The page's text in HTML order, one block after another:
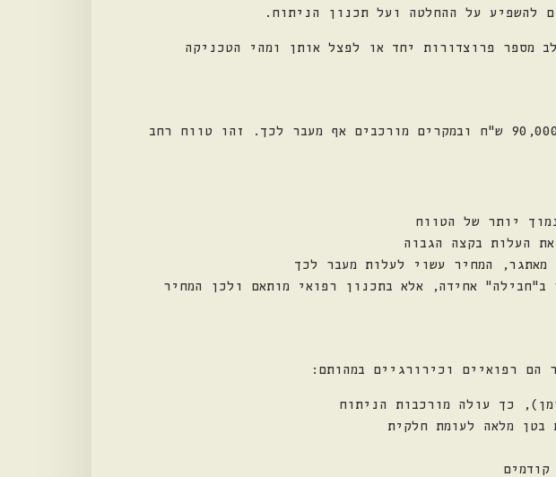
להשפיע על ההחלטה ועל תכנון הניתוח.
מספר פרוצדורות יחד או לפצל אותן ומהי הטכניקה
טווח המחירים של מאמי מייקאובר בישראל נע לרוב בין כ-45,000 ש"ח ל-90,000 ש"ח ובמקרים מורכבים אף מעבר לכך. זהו טווח רחב
יותר של הטווח
העלות בקצה הגבוה
מאתגר, המחיר עשוי לעלות מעבר לכך
אחידה, אלא בתכנון רפואי מותאם ולכן המחיר
הם רפואיים וכירורגיים במהותם:
כך עולה מורכבות הניתוח
מלאה לעומת חלקית